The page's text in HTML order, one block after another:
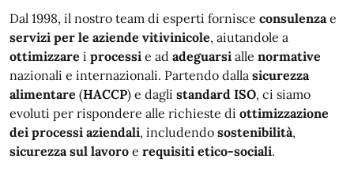
Dal 1998, il nostro team di esperti fornisce consulenzae
servizi per le aziende vitivinicole, aiutandole a
ottimizzare i processi e ad adeguarsi alle normative
nazionali e internazionali. Partendo dalla sicurezza
alimentare (HACCP) e dagli standard ISO, ci siamo
evoluti per rispondere alle richieste di ottimizzazione
dei processi aziendali, includendo sostenibilità,
sicurezza sul lavoro e requisiti etico-sociali.